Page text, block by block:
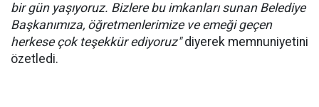
bir gün yaşıyoruz. Bizlere bu imkanları sunan Belediye
Başkanımıza, öğretmenlerimize ve emeği geçen
herkese çok teşekkür ediyoruz"diyerek memnuniyetini
özetledi.